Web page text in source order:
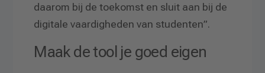
daarom bij de toekomst en sluit aan bij de
digitale vaardigheden van studenten”.
Maak de tool je goed eigen